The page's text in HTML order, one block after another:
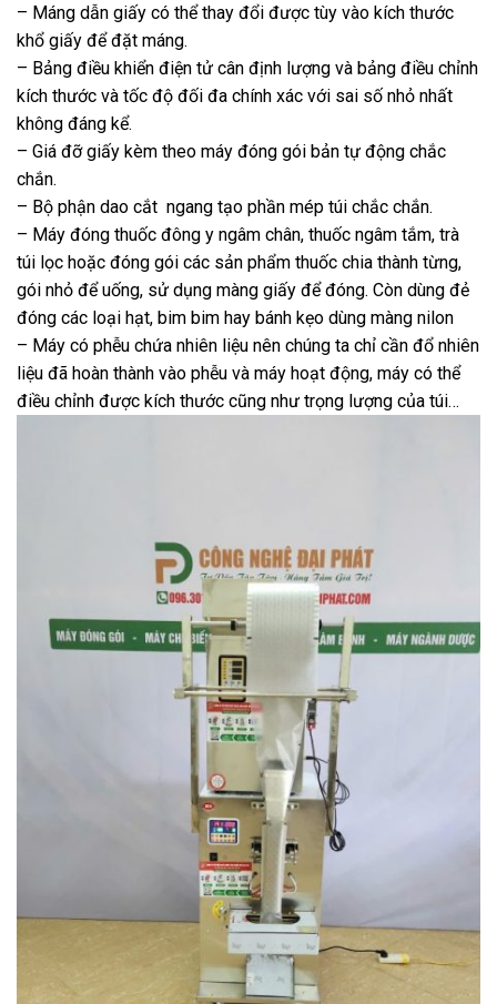
– Máng dẫn giấy có thể thay đổi được tùy vào kích thước
khổ giấy để đặt máng.
– Bảng điều khiển điện tử cân định lượng và bảng điều chỉnh
kích thước và tốc độ đối đa chính xác với sai số nhỏ nhất
không đáng kể.
– Giá đỡ giấy kèm theo máy đóng gói bản tự động chắc
chắn.
– Bộ phận dao cắt ngang tạo phần mép túi chắc chắn.
– Máy đóng thuốc đông y ngâm chân, thuốc ngâm tắm, trà
túi lọc hoặc đóng gói các sản phẩm thuốc chia thành từng,
gói nhỏ để uống, sử dụng màng giấy để đóng. Còn dùng đẻ
đóng các loại hạt, bim bim hay bánh kẹo dùng màng nilon
– Máy có phễu chứa nhiên liệu nên chúng ta chỉ cần đổ nhiên
liệu đã hoàn thành vào phễu và máy hoạt động, máy có thể
điều chỉnh được kích thước cũng như trọng lượng của túi…